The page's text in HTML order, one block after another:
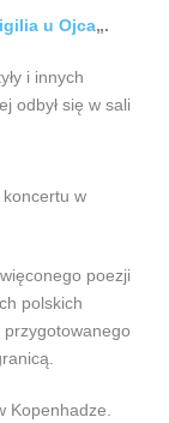
u Ojca„.
i innych
odbył się w sali
w
poezji
polskich
przygotowanego
Kopenhadze.